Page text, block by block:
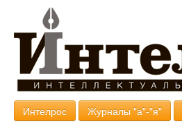
Интелрос Журналы "а"-"я"